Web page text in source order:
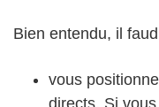
Bien entendu, il
vous